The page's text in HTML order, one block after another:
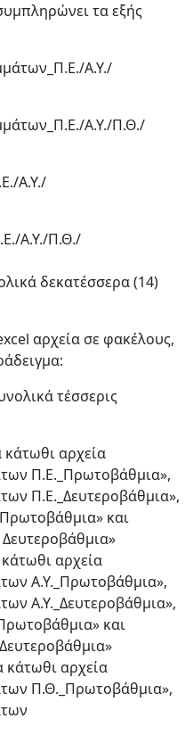
τα εξής
Α.Υ./
Α.Υ./Π.Θ./
Α.Υ./
Α.Υ./Π.Θ./
δεκατέσσερα (14)
αρχεία σε φακέλους,
τέσσερις
κάτωθι αρχεία
Π.Ε._Πρωτοβάθμια»,
Π.Ε._Δευτεροβάθμια»,
και
αρχεία
Α.Υ._Πρωτοβάθμια»,
Α.Υ._Δευτεροβάθμια»,
και
κάτωθι αρχεία
Π.Θ._Πρωτοβάθμια»,